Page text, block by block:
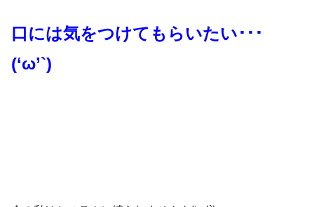
口には気をつけてもらいたい･･･
(‘ω’`)